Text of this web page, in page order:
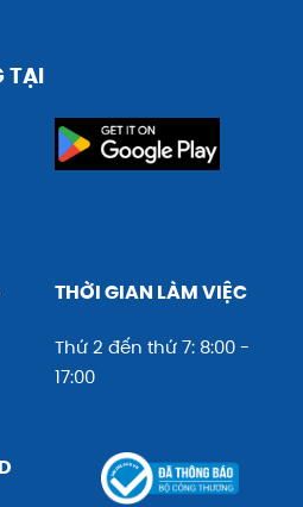
TẠI
THỜI GIAN LÀM VIỆC
Thứ 2 đến thứ 7: 8:00 -
17:00